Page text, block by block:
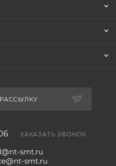
ЗАКАЗАТЬ ЗВОНОК
smt.ru
smt.ru